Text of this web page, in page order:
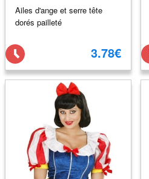
Ailes d'ange et serre tête
dorés pailleté
3.78€